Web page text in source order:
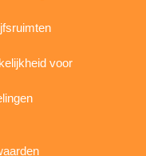
voor